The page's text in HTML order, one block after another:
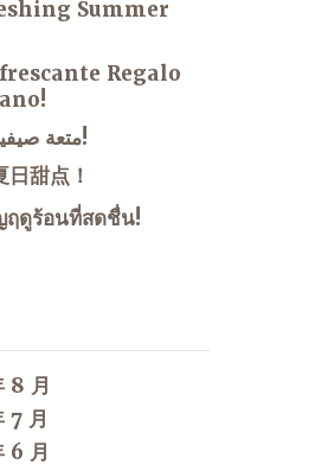
Summer
Regalo
متعة صيفية منعشة!
甜点！
ดูร้อนที่สดชื่น!
8 月
7 月
6 月